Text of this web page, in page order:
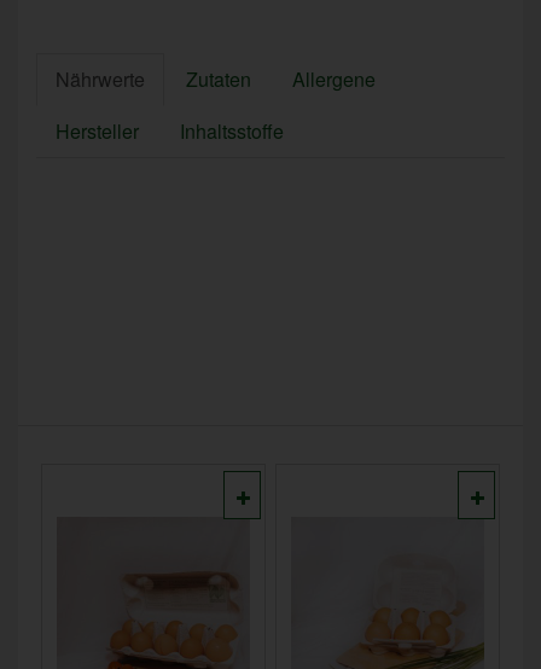
Nährwerte Zutaten
Allergene
Hersteller
Inhaltsstoffe